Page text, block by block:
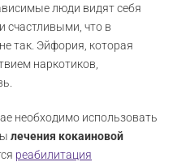
люди видят себя
что в
так. Эйфория, которая
наркотиков,
необходимо использовать
лечения кокаиновой
реабилитация